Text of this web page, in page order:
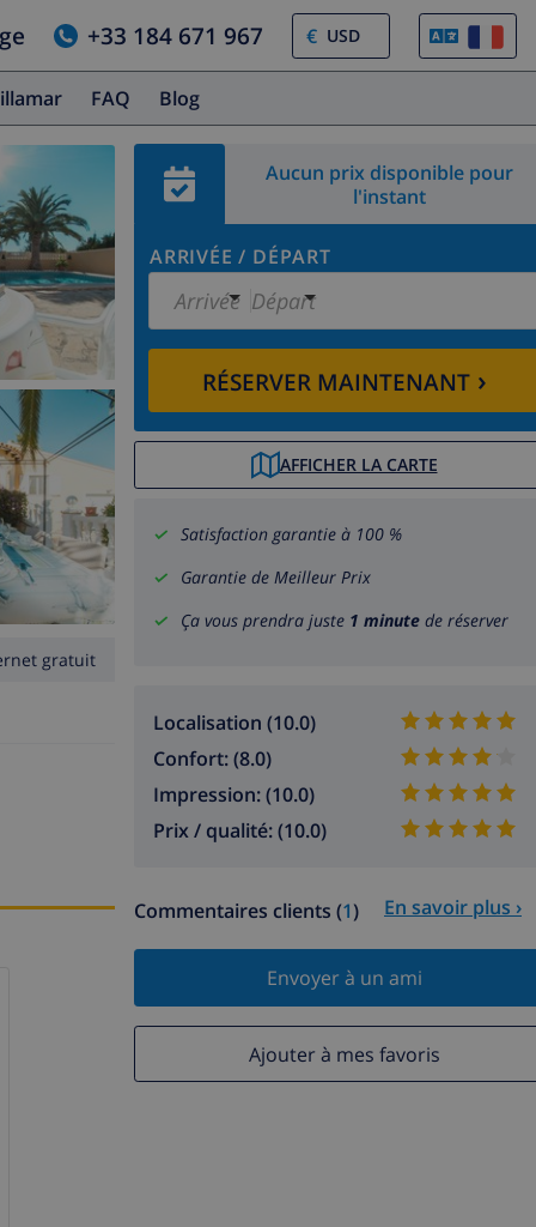
+33 184 671 967 €
FAQ Blog
Aucun prix disponible pour
l'instant
ARRIVÉE / DÉPART
Arrivée Départ
RÉSERVER MAINTENANT›
AFFICHER LA CARTE
Satisfaction garantie à 100 %
Garantie de Meilleur Prix
Ça vous prendra juste 1 minute de réserver
Localisation (10.0)
Confort: (8.0)
Impression: (10.0)
Prix / qualité: (10.0)
Commentaires clients (1) En savoir plus ›
Envoyer à un ami
Ajouter à mes favoris
gratuit